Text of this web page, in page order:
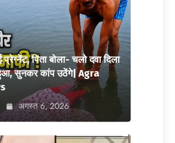
प्रेग्नेंट, पिता बोला- चलो दवा दिला
सुनकर कांप उठेंगे| Agra
अगस्त 6, 2026